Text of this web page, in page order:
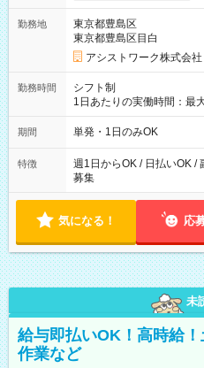
勤務地
東京都豊島区
東京都豊島区目白
アシストワーク株式会社
勤務時間
シフト制
1日あたりの実働時間：最
勤務 勤務：月・水・金 休み：火・木
可能です！ ※1日あたりの最大実働時間は日勤、夜勤共に勤務し
期間 単発・1日のみOK
特徴
週1日からOK / 日払いOK /
募集
気になる！ 応
未
給与即払いOK！高時給
作業など